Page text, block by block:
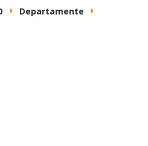
Departamente